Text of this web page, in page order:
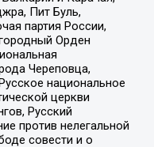
Пит Буль,
партия России,
Орден
Череповца,
национальное
церкви
Русский
против нелегальной
совести и о